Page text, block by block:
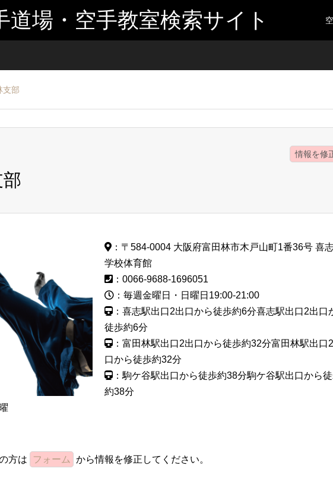
場・空手教室検索サイト
部
情報を修
：〒584-0004 大阪府富田林市木戸山町1番36号 喜
学校体育館
：0066-9688-1696051
：毎週金曜日・日曜日19:00-21:00
：喜志駅出口2出口から徒歩約6分喜志駅出口2出口
徒歩約6分
：富田林駅出口2出口から徒歩約32分富田林駅出口
口から徒歩約32分
：駒ケ谷駅出口から徒歩約38分駒ケ谷駅出口から
約38分
方は フォーム から情報を修正してください。